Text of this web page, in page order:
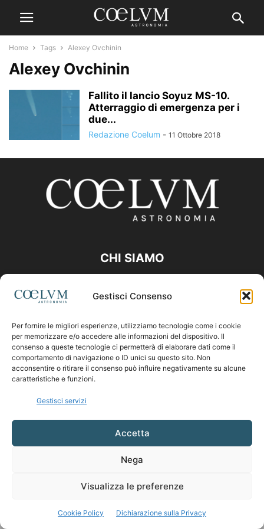
Gestisci Consenso
Per fornire le migliori esperienze, utilizziamo tecnologie come i cookie
per memorizzare e/o accedere alle informazioni del dispositivo. Il
consenso a queste tecnologie ci permetterà di elaborare dati come il
comportamento di navigazione o ID unici su questo sito. Non
acconsentire o ritirare il consenso può influire negativamente su alcune
caratteristiche e funzioni.
Gestisci servizi
Accetta
Nega
Visualizza le preferenze
Cookie Policy Dichiarazione sulla Privacy
Home Tags Alexey Ovchinin
Alexey Ovchinin
Fallito il lancio Soyuz MS-10.
Atterraggio di emergenza per i
due...
Redazione Coelum - 11 Ottobre 2018
CHI SIAMO
Contattaci:coelumastro@coelum.com
SEGUICI